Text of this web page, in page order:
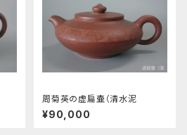
周菊英の虚扁壷（清水泥
¥90,000